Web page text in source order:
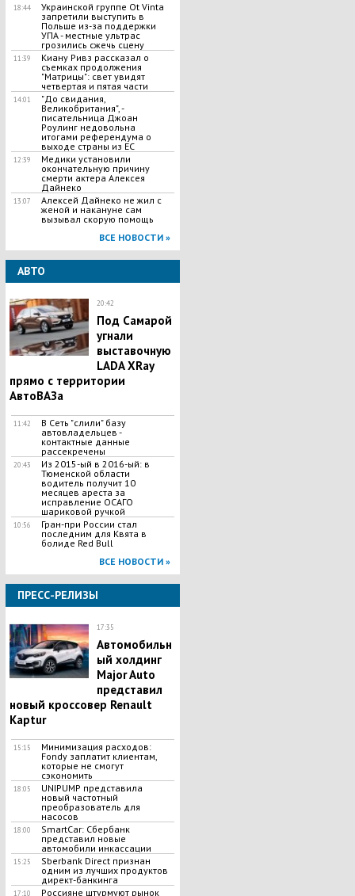
18:44
Украинской группе Ot Vinta
запретили выступить в
Польше из-за поддержки
УПА - местные ультрас
грозились сжечь сцену
11:39
Киану Ривз рассказал о
съемках продолжения
"Матрицы": свет увидят
четвертая и пятая части
14:01
"До свидания,
Великобритания", -
писательница Джоан
Роулинг недовольна
итогами референдума о
выходе страны из ЕС
12:39
Медики установили
окончательную причину
смерти актера Алексея
Дайнеко
13:07
Алексей Дайнеко не жил с
женой и накануне сам
вызывал скорую помощь
ВСЕ НОВОСТИ »
АВТО
20:42
Под Самарой
угнали
выставочную
LADA XRay
прямо с территории
АвтоВАЗа
11:42
В Сеть "слили" базу
автовладельцев -
контактные данные
рассекречены
20:43
Из 2015-ый в 2016-ый: в
Тюменской области
водитель получит 10
месяцев ареста за
исправление ОСАГО
шариковой ручкой
10:56
Гран-при России стал
последним для Квята в
болиде Red Bull
ВСЕ НОВОСТИ »
ПРЕСС-РЕЛИЗЫ
17:35
Автомобильн
ый холдинг
Major Auto
представил
новый кроссовер Renault
Kaptur
15:15
Минимизация расходов:
Fondy заплатит клиентам,
которые не смогут
сэкономить
18:05
UNIPUMP представила
новый частотный
преобразователь для
насосов
18:00
SmartCar: Сбербанк
представил новые
автомобили инкассации
15:25
Sberbank Direct признан
одним из лучших продуктов
директ-банкинга
17:10
Россияне штурмуют рынок